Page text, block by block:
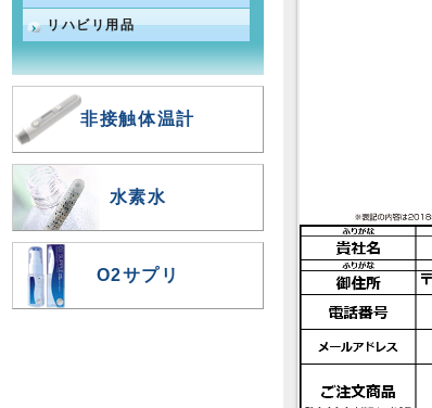
リハビリ用品
非接触体温計
水素水
O2サプリ